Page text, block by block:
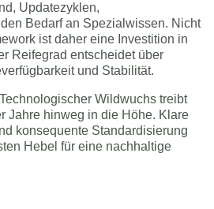
Updatezyklen,
Bedarf an Spezialwissen. Nicht
ist daher eine Investition in
Reifegrad entscheidet über
und Stabilität.
Wildwuchs treibt
Jahre hinweg in die Höhe. Klare
konsequente Standardisierung
Hebel für eine nachhaltige